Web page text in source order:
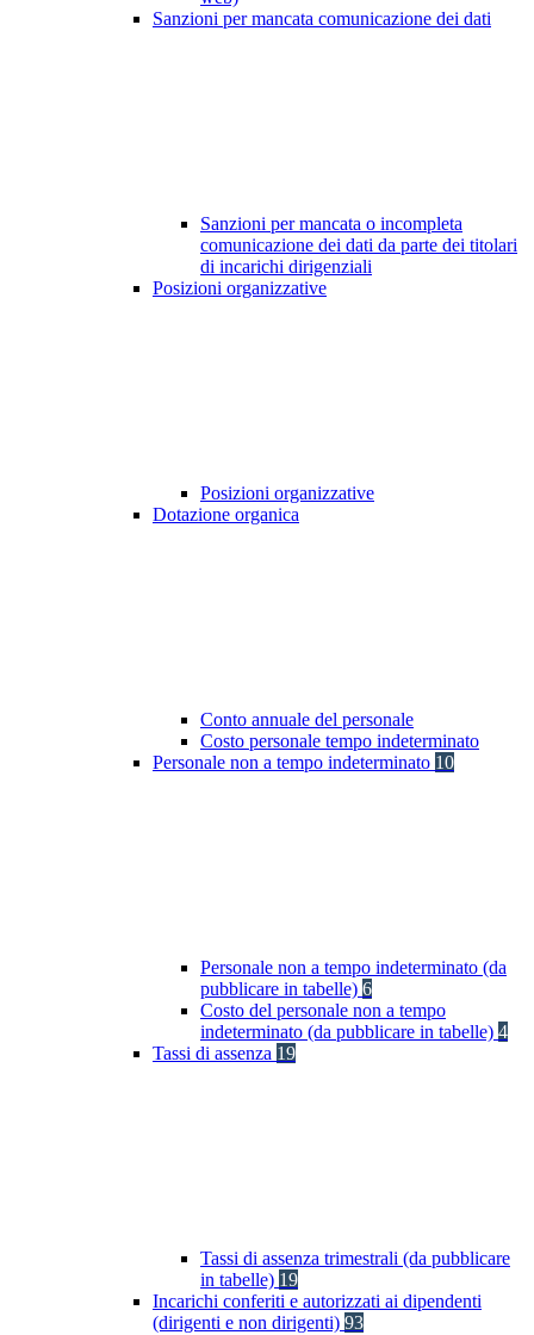
Sanzioni per mancata comunicazione dei dati
Sanzioni per mancata o incompleta
comunicazione dei dati da parte dei titolari
di incarichi dirigenziali
Posizioni organizzative
Posizioni organizzative
Dotazione organica
Conto annuale del personale
Costo personale tempo indeterminato
Personale non a tempo indeterminato 10
Personale non a tempo indeterminato (da
pubblicare in tabelle) 6
Costo del personale non a tempo
indeterminato (da pubblicare in tabelle) 4
Tassi di assenza 19
Tassi di assenza trimestrali (da pubblicare
in tabelle) 19
Incarichi conferiti e autorizzati ai dipendenti
(dirigenti e non dirigenti) 93